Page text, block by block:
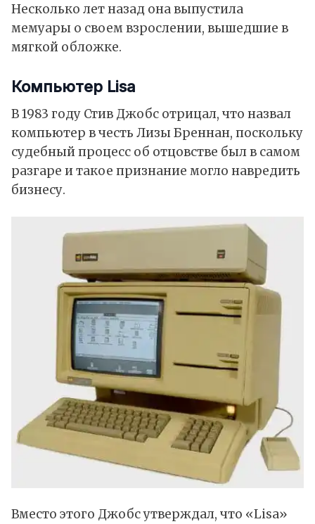
Несколько лет назад она выпустила
мемуары о своем взрослении, вышедшие в
мягкой обложке.
Компьютер Lisa
В 1983 году Стив Джобс отрицал, что назвал
компьютер в честь Лизы Бреннан, поскольку
судебный процесс об отцовстве был в самом
разгаре и такое признание могло навредить
бизнесу.
Вместо этого Джобс утверждал, что «Lisa»